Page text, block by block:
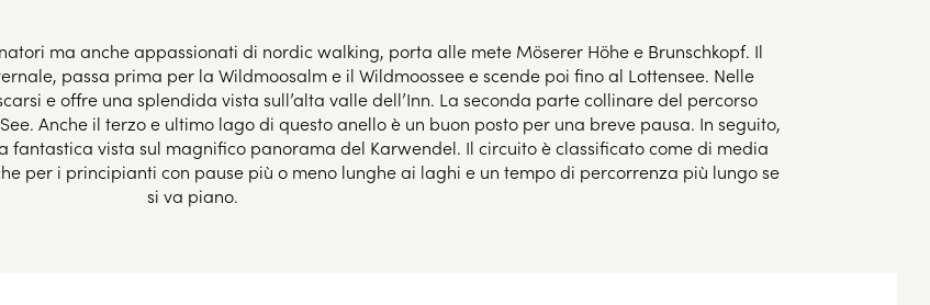
ma anche appassionati di nordic walking, porta alle mete Möserer Höhe e Brunschkopf. Il
passa prima per la Wildmoosalm e il Wildmoossee e scende poi fino al Lottensee. Nelle
e offre una splendida vista sull’alta valle dell’Inn. La seconda parte collinare del percorso
Anche il terzo e ultimo lago di questo anello è un buon posto per una breve pausa. In seguito,
fantastica vista sul magnifico panorama del Karwendel. Il circuito è classificato come di media
per i principianti con pause più o meno lunghe ai laghi e un tempo di percorrenza più lungo se
si va piano.